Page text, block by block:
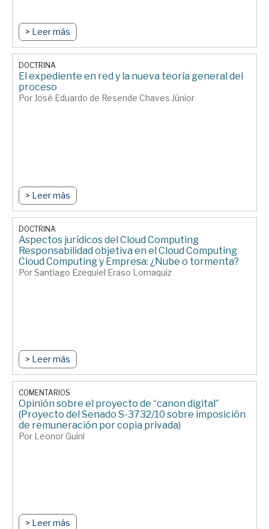
> Leer más
DOCTRINA
El expediente en red y la nueva teoría general del
proceso
Por José Eduardo de Resende Chaves Júnior
> Leer más
DOCTRINA
Aspectos jurídicos del Cloud Computing
Responsabilidad objetiva en el Cloud Computing
Cloud Computing y Empresa: ¿Nube o tormenta?
Por Santiago Ezequiel Eraso Lomaquiz
> Leer más
COMENTARIOS
Opinión sobre el proyecto de “canon digital”
(Proyecto del Senado S-3732/10 sobre imposición
de remuneración por copia privada)
Por Leonor Guini
> Leer más